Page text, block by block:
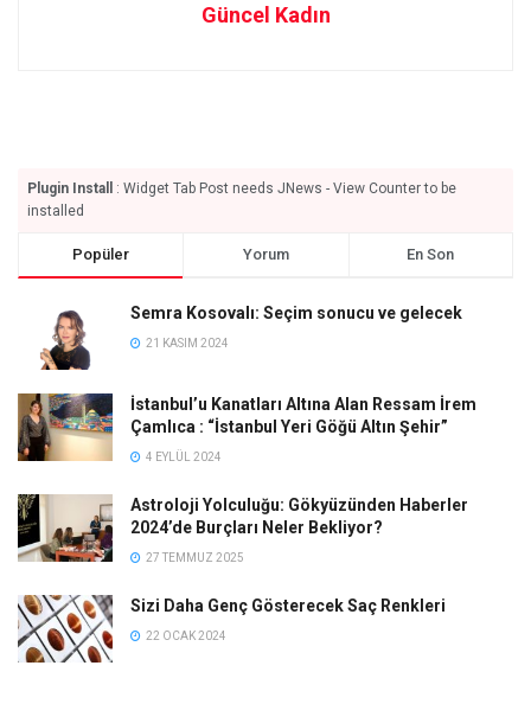
Güncel Kadın
Plugin Install
: Widget Tab Post needs JNews - View Counter to be
installed
Popüler Yorum En Son
Semra Kosovalı: Seçim sonucu ve gelecek
21 KASIM 2024
İstanbul’u Kanatları Altına Alan Ressam İrem
Çamlıca : “İstanbul Yeri Göğü Altın Şehir”
4 EYLÜL 2024
Astroloji Yolculuğu: Gökyüzünden Haberler
2024’de Burçları Neler Bekliyor?
27 TEMMUZ 2025
Sizi Daha Genç Gösterecek Saç Renkleri
22 OCAK 2024